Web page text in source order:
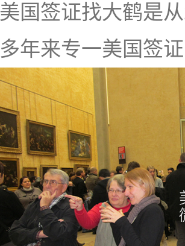
美国签证找大鹤是
多年来专一美国签